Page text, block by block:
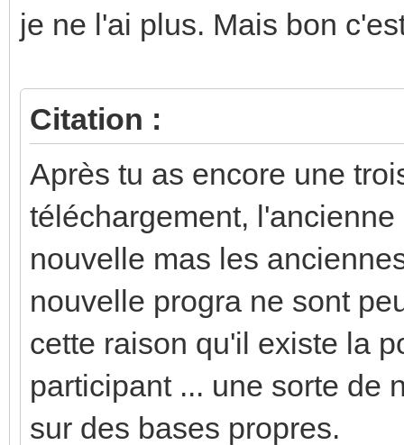
je ne l'ai plus. Mais bon
Citation :
Après tu as encore une
téléchargement,
nouvelle mas les
nouvelle progra ne sont
cette raison qu'il existe la
participant ... une sorte de
sur des bases propres.